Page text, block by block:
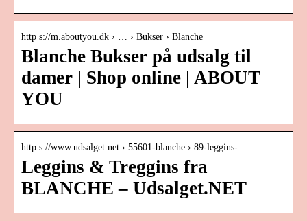
http s://m.aboutyou.dk › … › Bukser › Blanche
Blanche Bukser på udsalg til
damer | Shop online | ABOUT
YOU
http s://www.udsalget.net › 55601-blanche › 89-leggins-…
Leggins & Treggins fra
BLANCHE – Udsalget.NET